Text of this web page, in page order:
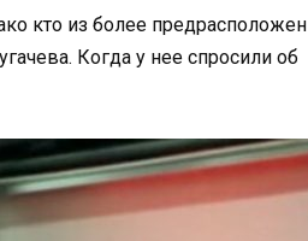
кто из более предрасположен
Когда у нее спросили об